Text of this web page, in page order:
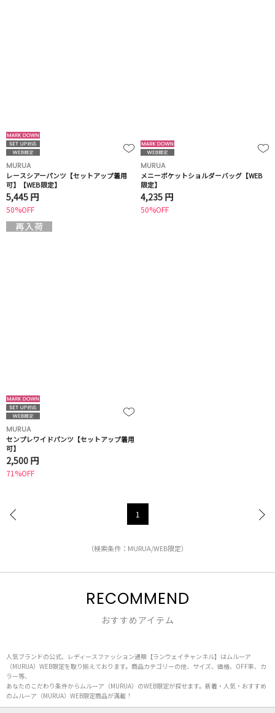
MURUA
レースシアーパンツ【セットアップ着用
可】【WEB限定】
5,445 円
50%OFF
MURUA
メニーポケットショルダーバッグ【WEB
限定】
4,235 円
50%OFF
MURUA
センプレワイドパンツ【セットアップ着用
可】
2,500 円
71%OFF
1
（検索条件：MURUA/WEB限定）
RECOMMEND
おすすめアイテム
人気ブランドの公式、レディースファッション通販【ランウェイチャンネル】はムルーア
（MURUA）WEB限定を取り揃えております。商品カテゴリーの他、サイズ、価格、OFF率、カ
ラー等、
あなたのこだわり条件からムルーア（MURUA）のWEB限定が探せます。新着・人気・おすすめ
のムルーア（MURUA）WEB限定商品が満載！